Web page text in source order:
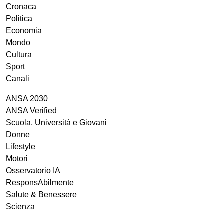
Cronaca
Politica
Economia
Mondo
Cultura
Sport
Canali
ANSA 2030
ANSA Verified
Scuola, Università e Giovani
Donne
Lifestyle
Motori
Osservatorio IA
ResponsAbilmente
Salute & Benessere
Scienza